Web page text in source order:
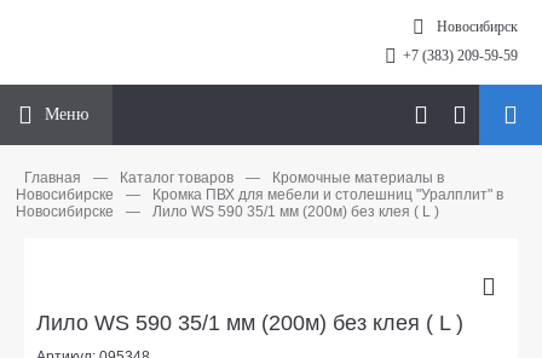
Новосибирск
+7 (383) 209-59-59
Меню
Главная — Каталог товаров —
Кромочные материалы в
Новосибирске
—
Кромка ПВХ для мебели и столешниц "Уралплит" в
Новосибирске
— Лило WS 590 35/1 мм (200м) без клея ( L )
Лило WS 590 35/1 мм (200м) без клея ( L )